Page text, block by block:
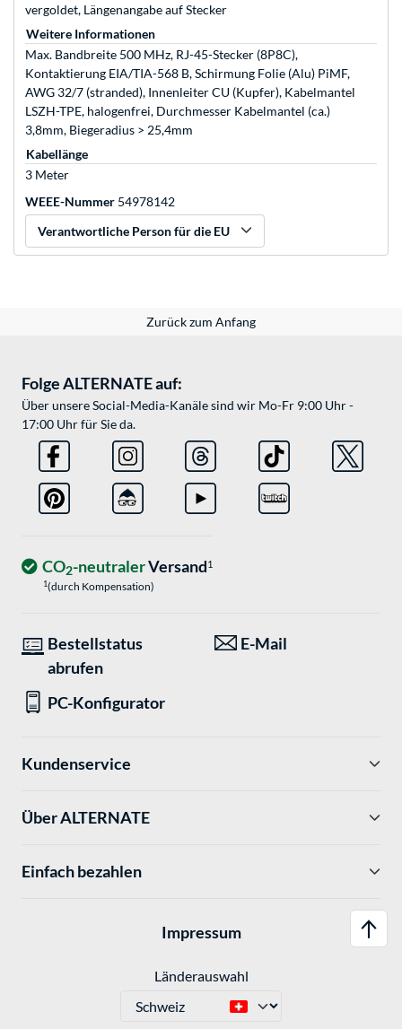
vergoldet, Längenangabe auf Stecker
Weitere Informationen
Max. Bandbreite 500 MHz, RJ-45-Stecker (8P8C),
Kontaktierung EIA/TIA-568 B, Schirmung Folie (Alu) PiMF,
AWG 32/7 (stranded), Innenleiter CU (Kupfer), Kabelmantel
LSZH-TPE, halogenfrei, Durchmesser Kabelmantel (ca.)
3,8mm, Biegeradius > 25,4mm
Kabellänge
3 Meter
WEEE-Nummer 54978142
Verantwortliche Person für die EU
Zurück zum Anfang
Folge ALTERNATE auf:
Über unsere Social-Media-Kanäle sind wir Mo-Fr 9:00 Uhr -
17:00 Uhr für Sie da.
CO2-neutralerVersand1
1(durch Kompensation)
Bestellstatus
abrufen
E-Mail
PC-Konfigurator
Kundenservice
Über ALTERNATE
Einfach bezahlen
Impressum
Länderauswahl